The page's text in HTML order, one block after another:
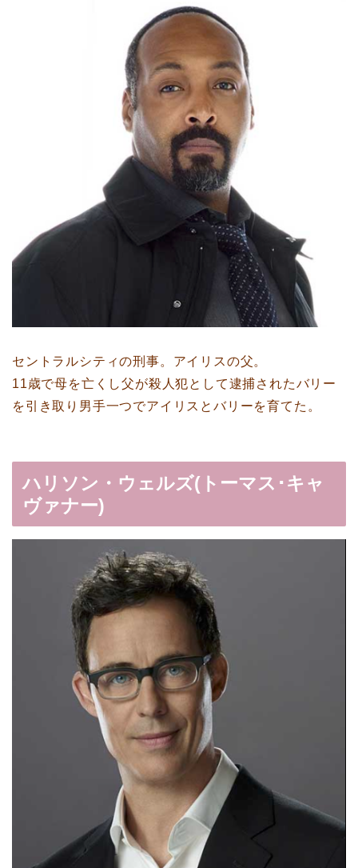
セントラルシティの刑事。アイリスの父。
11歳で母を亡くし父が殺人犯として逮捕されたバリー
を引き取り男手一つでアイリスとバリーを育てた。
ハリソン・ウェルズ(トーマス･キャ
ヴァナー)